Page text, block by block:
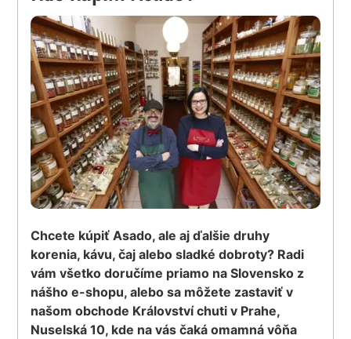
Chcete kúpiť Asado, ale aj ďalšie druhy
korenia, kávu, čaj alebo sladké dobroty? Radi
vám všetko doručíme priamo na Slovensko z
nášho e-shopu, alebo sa môžete zastaviť v
našom obchode Království chuti v Prahe,
Nuselská 10, kde na vás čaká omamná vôňa